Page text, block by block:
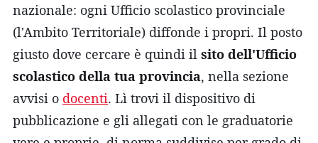
nazionale: ogni Ufficio scolastico provinciale
(l'Ambito Territoriale) diffonde i propri. Il posto
giusto dove cercare è quindi il sito dell'Ufficio
scolastico della tua provincia, nella sezione
avvisi o docenti. Lì trovi il dispositivo di
pubblicazione e gli allegati con le graduatorie